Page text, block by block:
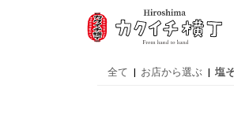
全て | お店から選ぶ | 塩